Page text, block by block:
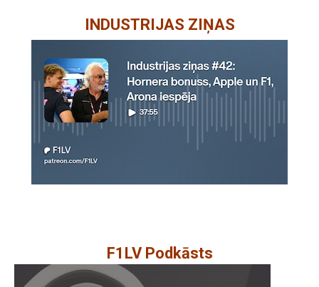
INDUSTRIJAS ZIŅAS
F1LV Podkāsts